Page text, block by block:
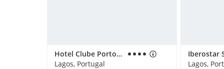
Hotel Clube Porto Mos
Lagos, Portugal
Lagos,